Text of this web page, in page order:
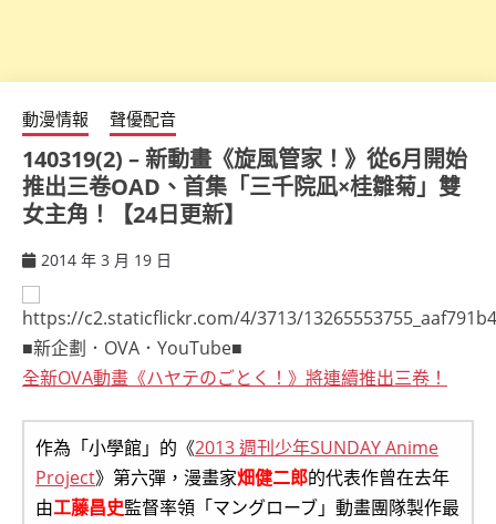
動漫情報 聲優配音
140319(2) – 新動畫《旋風管家！》從6月開始
推出三卷OAD、首集「三千院凪×桂雛菊」雙
女主角！【24日更新】
2014 年 3 月 19 日
■新企劃．OVA．YouTube■
全新OVA動畫《ハヤテのごとく！》將連續推出三卷！
作為「小學館」的《2013 週刊少年SUNDAY Anime
Project》第六彈，漫畫家畑健二郎的代表作曾在去年
由工藤昌史監督率領「マングローブ」動畫團隊製作最